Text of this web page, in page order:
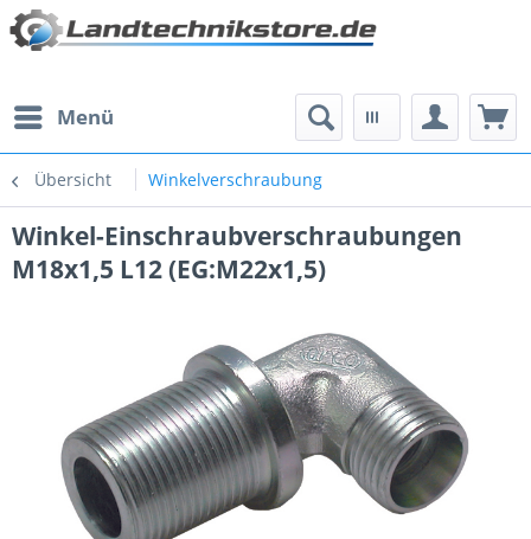
Menü
Übersicht Winkelverschraubung
Winkel-Einschraubverschraubungen
M18x1,5 L12 (EG:M22x1,5)